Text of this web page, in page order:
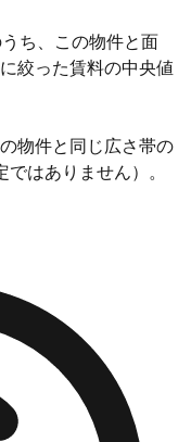
ち、この物件と面
絞った賃料の中央値
物件と同じ広さ帯の
はありません）。